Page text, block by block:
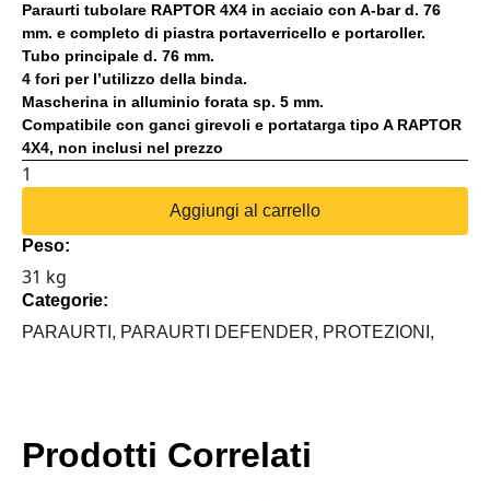
Paraurti tubolare RAPTOR 4X4 in acciaio con A-bar d. 76
mm. e completo di piastra portaverricello e portaroller.
Tubo principale d. 76 mm.
4 fori per l’utilizzo della binda.
Mascherina in alluminio forata sp. 5 mm.
Compatibile con ganci girevoli e portatarga tipo A RAPTOR
4X4, non inclusi nel prezzo
PARAURTI
CON
PORTAVERRICELLO
L/R
DEFENDER
Aggiungi al carrello
Peso:
31 kg
Categorie:
PARAURTI, PARAURTI DEFENDER, PROTEZIONI,
Prodotti Correlati